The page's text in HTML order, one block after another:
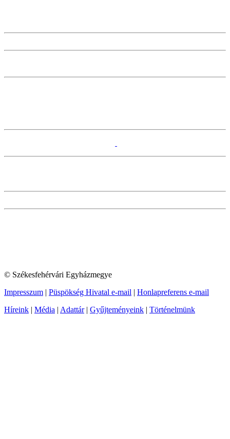
© Székesfehérvári Egyházmegye
Impresszum | Püspökség Hivatal e-mail | Honlapreferens e-mail
Híreink | Média | Adattár| Gyűjteményeink | Történelmünk